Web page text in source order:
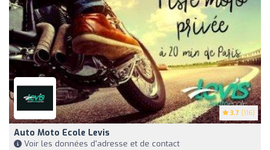
3.7 (116)
Auto Moto Ecole Levis
Voir les données d'adresse et de contact